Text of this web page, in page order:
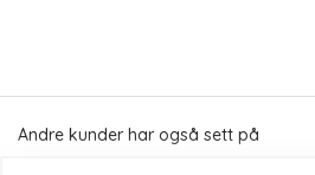
Andre kunder har også sett på